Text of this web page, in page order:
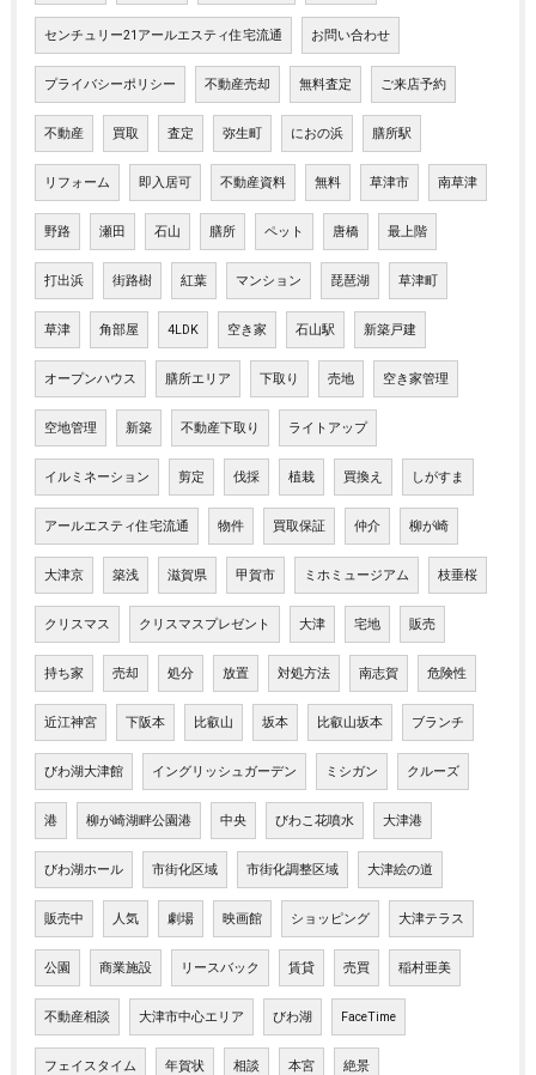
センチュリー21アールエスティ住宅流通 お問い合わせ
プライバシーポリシー 不動産売却 無料査定 ご来店予約
不動産 買取 査定 弥生町 におの浜 膳所駅
リフォーム 即入居可 不動産資料 無料 草津市 南草津
野路 瀬田 石山 膳所 ペット 唐橋 最上階
打出浜 街路樹 紅葉 マンション 琵琶湖 草津町
草津 角部屋 4LDK 空き家 石山駅 新築戸建
オープンハウス 膳所エリア 下取り 売地 空き家管理
空地管理 新築 不動産下取り ライトアップ
イルミネーション 剪定 伐採 植栽 買換え しがすま
アールエスティ住宅流通 物件 買取保証 仲介 柳が崎
大津京 築浅 滋賀県 甲賀市 ミホミュージアム 枝垂桜
クリスマス クリスマスプレゼント 大津 宅地 販売
持ち家 売却 処分 放置 対処方法 南志賀 危険性
近江神宮 下阪本 比叡山 坂本 比叡山坂本 ブランチ
びわ湖大津館 イングリッシュガーデン ミシガン クルーズ
港 柳が崎湖畔公園港 中央 びわこ花噴水 大津港
びわ湖ホール 市街化区域 市街化調整区域 大津絵の道
販売中 人気 劇場 映画館 ショッピング 大津テラス
公園 商業施設 リースバック 賃貸 売買 稲村亜美
不動産相談 大津市中心エリア びわ湖 FaceTime
フェイスタイム 年賀状 相談 本宮 絶景